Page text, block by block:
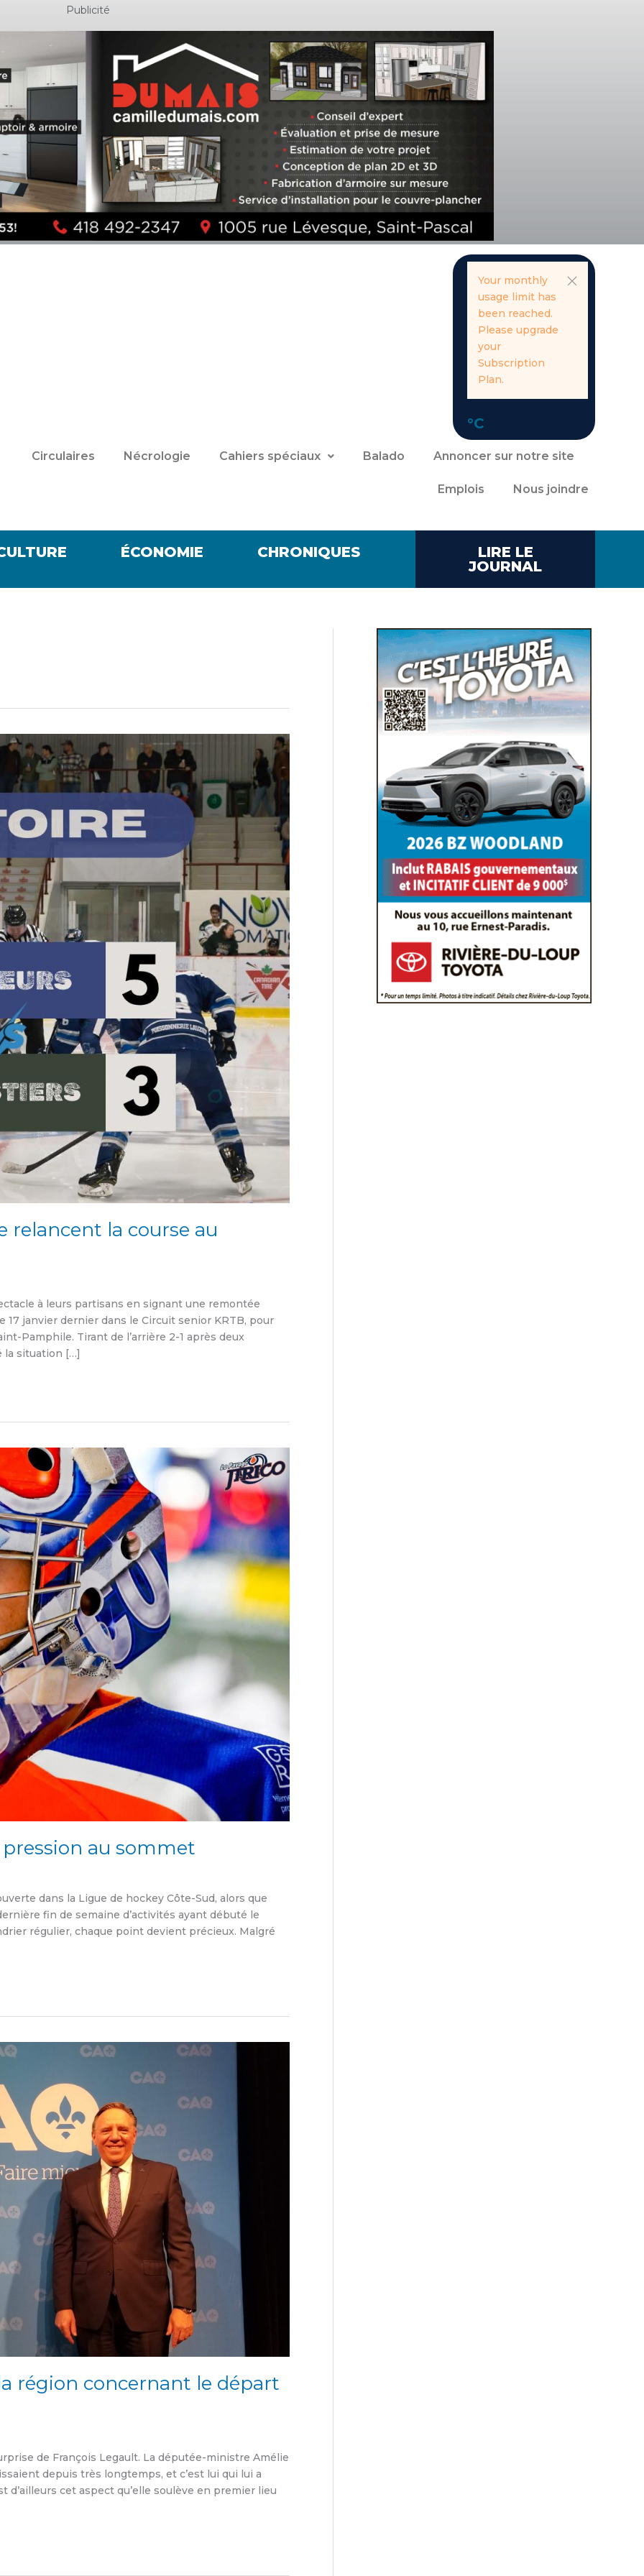
Publicité
Your monthly
usage limit has
been reached.
Please upgrade
your
Subscription
Plan.
°C
Circulaires Nécrologie Cahiers spéciaux Balado Annoncer sur notre site
Emplois Nous joindre
ÉCONOMIE
CHRONIQUES
LIRE LE
JOURNAL
relancent la course au
à leurs partisans en signant une remontée
janvier dernier dans le Circuit senior KRTB, pour
Pamphile. Tirant de l’arrière 2-1 après deux
la situation […]
au sommet
dans la Ligue de hockey Côte-Sud, alors que
fin de semaine d’activités ayant débuté le
régulier, chaque point devient précieux. Malgré
région concernant le départ
de François Legault. La députée-ministre Amélie
depuis très longtemps, et c’est lui qui lui a
d’ailleurs cet aspect qu’elle soulève en premier lieu